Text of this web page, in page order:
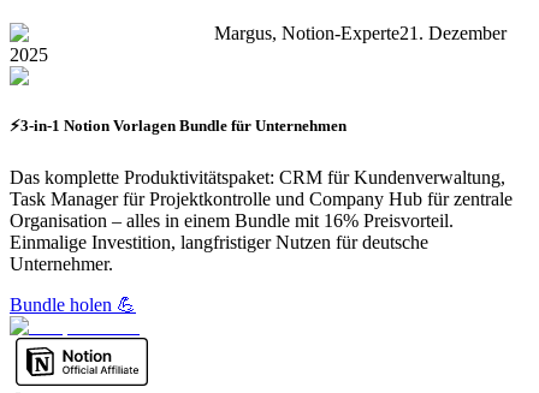
Margus, Notion-Experte21. Dezember
2025
⚡3-in-1 Notion Vorlagen Bundle für Unternehmen
Das komplette Produktivitätspaket: CRM für Kundenverwaltung,
Task Manager für Projektkontrolle und Company Hub für zentrale
Organisation – alles in einem Bundle mit 16% Preisvorteil.
Einmalige Investition, langfristiger Nutzen für deutsche
Unternehmer.
Bundle holen 💪